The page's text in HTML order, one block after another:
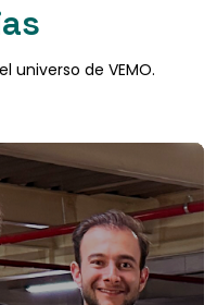
universo de VEMO.